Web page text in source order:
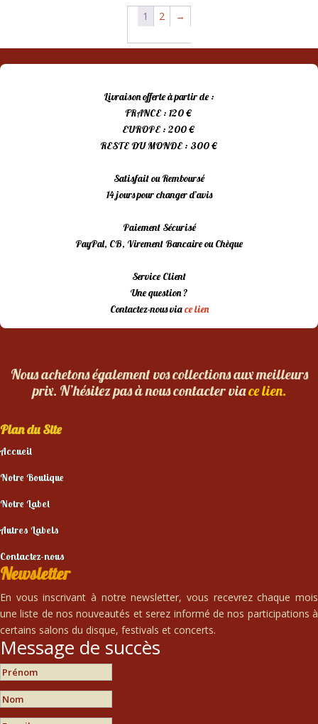
1 2 →
Livraison offerte à partir de :
FRANCE : 120 €
EUROPE : 200 €
RESTE DU MONDE : 300 €
Satisfait ou Remboursé
14 jours pour changer d’avis
Paiement Sécurisé
PayPal, CB, Virement Bancaire ou Chèque
Service Client
Une question ?
Contactez-nous viace lien
Nous achetons également vos collections aux meilleurs
prix. N’hésitez pas à nous contacter viace lien.
Plan du Site
Accueil
Notre Boutique
Notre Label
Autres Labels
Contactez-nous
Newsletter
En vous inscrivant à notre newsletter, vous recevrez chaque mois
une liste de nos nouveautés et serez informé de nos participations à
certains salons du disque, festivals et concerts.
Message de succès